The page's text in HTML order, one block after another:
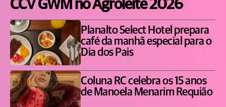
CCV GWM no Agroleite 2026
Planalto Select Hotel prepara
café da manhã especial para o
Dia dos Pais
Coluna RC celebra os 15 anos
de Manoela Menarim Requião